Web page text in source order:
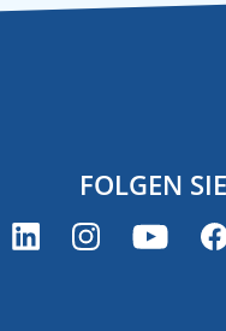
FOLGEN